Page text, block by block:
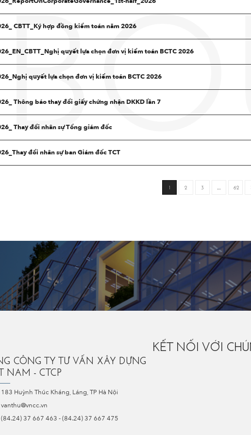
CBTT_Ký hợp đồng kiểm toán năm 2026
quyết lựa chọn đơn vị kiểm toán BCTC 2026
quyết lựa chọn đơn vị kiểm toán BCTC 2026
Thông báo thay đổi giấy chứng nhận DKKD lần 7
Thay đổi nhân sự Tổng giám đốc
đổi nhân sự ban Giám đốc TCT
1 2 3 … 62
CÔNG TY TƯ VẤN XÂY DỰNG
NAM - CTCP
183 Huỳnh Thúc Kháng, Láng, TP Hà Nội
vanthu@vncc.vn
(84.24) 37 667 463 -(84.24) 37 667 475
KẾT NỐI VỚI